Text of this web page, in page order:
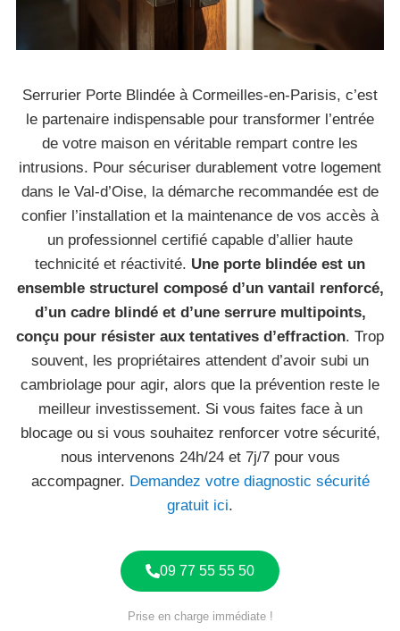
Serrurier Porte Blindée à Cormeilles-en-Parisis, c’est
le partenaire indispensable pour transformer l’entrée
de votre maison en véritable rempart contre les
intrusions. Pour sécuriser durablement votre logement
dans le Val-d’Oise, la démarche recommandée est de
confier l’installation et la maintenance de vos accès à
un professionnel certifié capable d’allier haute
technicité et réactivité. Une porte blindée est un
ensemble structurel composé d’un vantail renforcé,
d’un cadre blindé et d’une serrure multipoints,
conçu pour résister aux tentatives d’effraction. Trop
souvent, les propriétaires attendent d’avoir subi un
cambriolage pour agir, alors que la prévention reste le
meilleur investissement. Si vous faites face à un
blocage ou si vous souhaitez renforcer votre sécurité,
nous intervenons 24h/24 et 7j/7 pour vous
accompagner. Demandez votre diagnostic sécurité
gratuit ici.
09 77 55 55 50
Prise en charge immédiate !